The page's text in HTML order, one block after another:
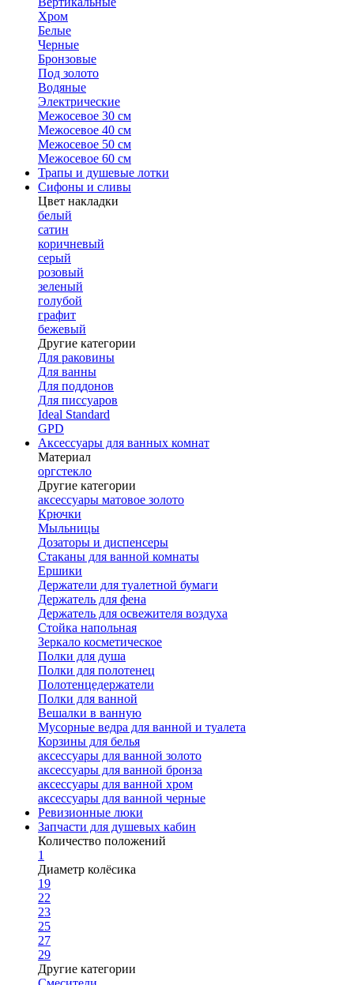
Хром
Белые
Черные
Бронзовые
Под золото
Водяные
Электрические
Межосевое 30 см
Межосевое 40 см
Межосевое 50 см
Межосевое 60 см
Трапы и душевые лотки
Сифоны и сливы
Цвет накладки
белый
сатин
коричневый
серый
розовый
зеленый
голубой
графит
бежевый
Другие категории
Для раковины
Для ванны
Для поддонов
Для писсуаров
Ideal Standard
GPD
Аксессуары для ванных комнат
Материал
оргстекло
Другие категории
аксессуары матовое золото
Крючки
Мыльницы
Дозаторы и диспенсеры
Стаканы для ванной комнаты
Ершики
Держатели для туалетной бумаги
Держатель для фена
Держатель для освежителя воздуха
Стойка напольная
Зеркало косметическое
Полки для душа
Полки для полотенец
Полотенцедержатели
Полки для ванной
Вешалки в ванную
Мусорные ведра для ванной и туалета
Корзины для белья
аксессуары для ванной золото
аксессуары для ванной бронза
аксессуары для ванной хром
аксессуары для ванной черные
Ревизионные люки
Запчасти для душевых кабин
Количество положений
1
Диаметр колёсика
19
22
23
25
27
29
Другие категории